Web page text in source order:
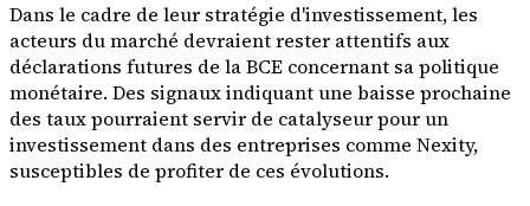
Dans le cadre de leur stratégie d'investissement, les
acteurs du marché devraient rester attentifs aux
déclarations futures de la BCE concernant sa politique
monétaire. Des signaux indiquant une baisse prochaine
des taux pourraient servir de catalyseur pour un
investissement dans des entreprises comme Nexity,
susceptibles de profiter de ces évolutions.